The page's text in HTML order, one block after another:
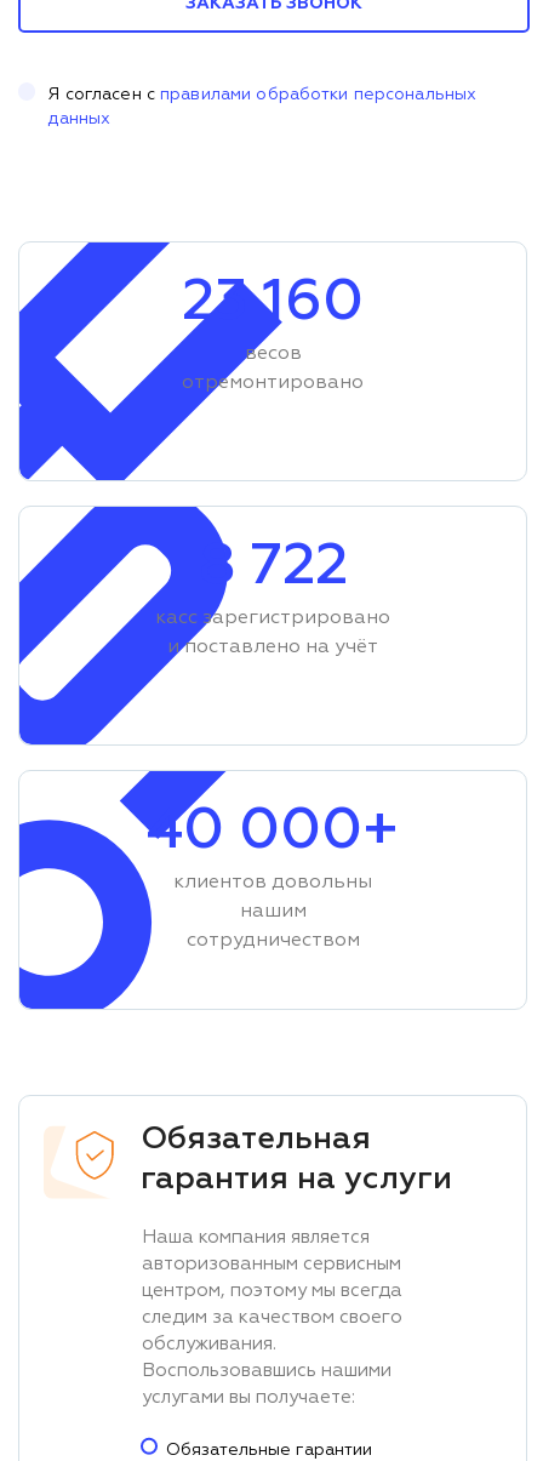
ЗАКАЗАТЬ ЗВОНОК
Я согласен с правилами обработки персональных
данных
23 160
весов
отремонтировано
8 722
касс зарегистрировано
и поставлено на учёт
40 000+
клиентов довольны
нашим
сотрудничеством
Обязательная
гарантия на услуги
Наша компания является
авторизованным сервисным
центром, поэтому мы всегда
следим за качеством своего
обслуживания.
Воспользовавшись нашими
услугами вы получаете:
Обязательные гарантии